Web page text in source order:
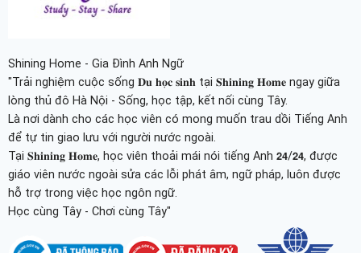
Shining Home - Gia Đình Anh Ngữ
"Trải nghiệm cuộc sống 𝐃𝐮 𝐡𝐨̣𝐜 𝐬𝐢𝐧𝐡 tại 𝐒𝐡𝐢𝐧𝐢𝐧𝐠 𝐇𝐨𝐦𝐞 ngay giữa
lòng thủ đô Hà Nội - Sống, học tập, kết nối cùng Tây.
Là nơi dành cho các học viên có mong muốn trau dồi Tiếng Anh
để tự tin giao lưu với người nước ngoài.
Tại 𝐒𝐡𝐢𝐧𝐢𝐧𝐠 𝐇𝐨𝐦𝐞, học viên thoải mái nói tiếng Anh 𝟮𝟰/𝟮𝟰, được
giáo viên nước ngoài sửa các lỗi phát âm, ngữ pháp, luôn được
hỗ trợ trong việc học ngôn ngữ.
Học cùng Tây - Chơi cùng Tây"